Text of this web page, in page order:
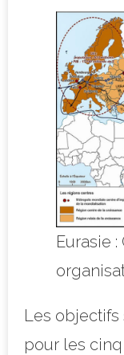
Eurasie
Les objectifs
pour les